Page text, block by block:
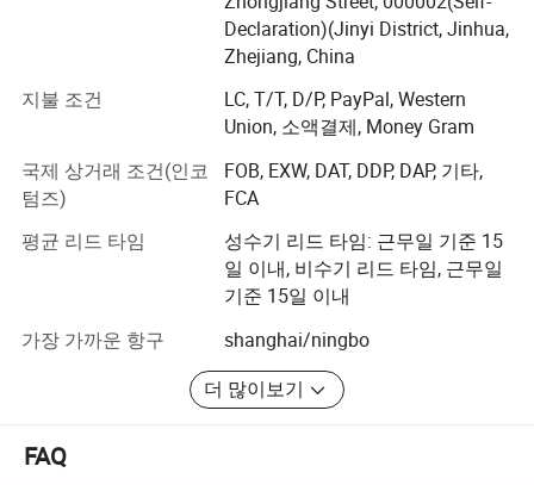
년 말까지 사용할 계획입니다. 우리는 전문적이고 끈질기
고 열정적이며 세심한 팀을 가지고 있으며, 사려 깊은 서비
스에 헌신해 왔으며, 모든 일반 고객과 잠재 고객에게 좋은
품질을 제공하고 있으며, 고객 만족도가 보장됩니다. 자세
한 내용은 저희에게 문의해 주십시오. 당사의 장비는 매우
경쟁력 있는 가격으로 MOQ 제한에 도달할 수 없습니다. 당
사는 식품, 음료, 가정용 청소, 건강 관리, 화장품, 더 많은 것
을. 뛰어난 고객 서비스, 우수한 제품, 뛰어난 가치를 제공한
간 우리가 누리고 있는 관계의 초석이 되었습니다. 방문해
주셔서 감사드리며 곧 협조해 주셔서 감사합니다.
Declaration)(Jinyi District, Jinhua,
Zhejiang, China
지불 조건
LC, T/T, D/P, PayPal, Western
Union, 소액결제, Money Gram
국제 상거래 조건(인코
텀즈)
FOB, EXW, DAT, DDP, DAP, 기타,
FCA
평균 리드 타임
성수기 리드 타임: 근무일 기준 15
일 이내, 비수기 리드 타임, 근무일
기준 15일 이내
가장 가까운 항구
shanghai/ningbo
더 많이보기
FAQ